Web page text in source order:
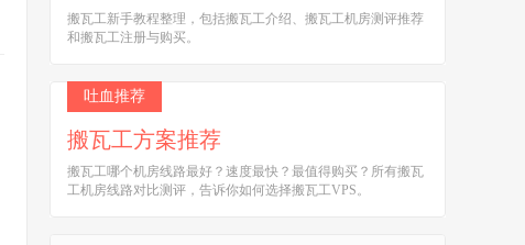
搬瓦工新手教程整理，包括搬瓦工介绍、搬瓦工机房测评推荐
和搬瓦工注册与购买。
吐血推荐
搬瓦工方案推荐
搬瓦工哪个机房线路最好？速度最快？最值得购买？所有搬瓦
工机房线路对比测评，告诉你如何选择搬瓦工VPS。